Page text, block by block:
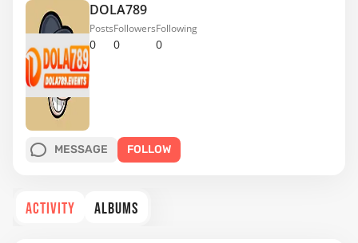
DOLA789
0
Posts
0
Followers
0
Following
MESSAGE FOLLOW
ACTIVITY ALBUMS